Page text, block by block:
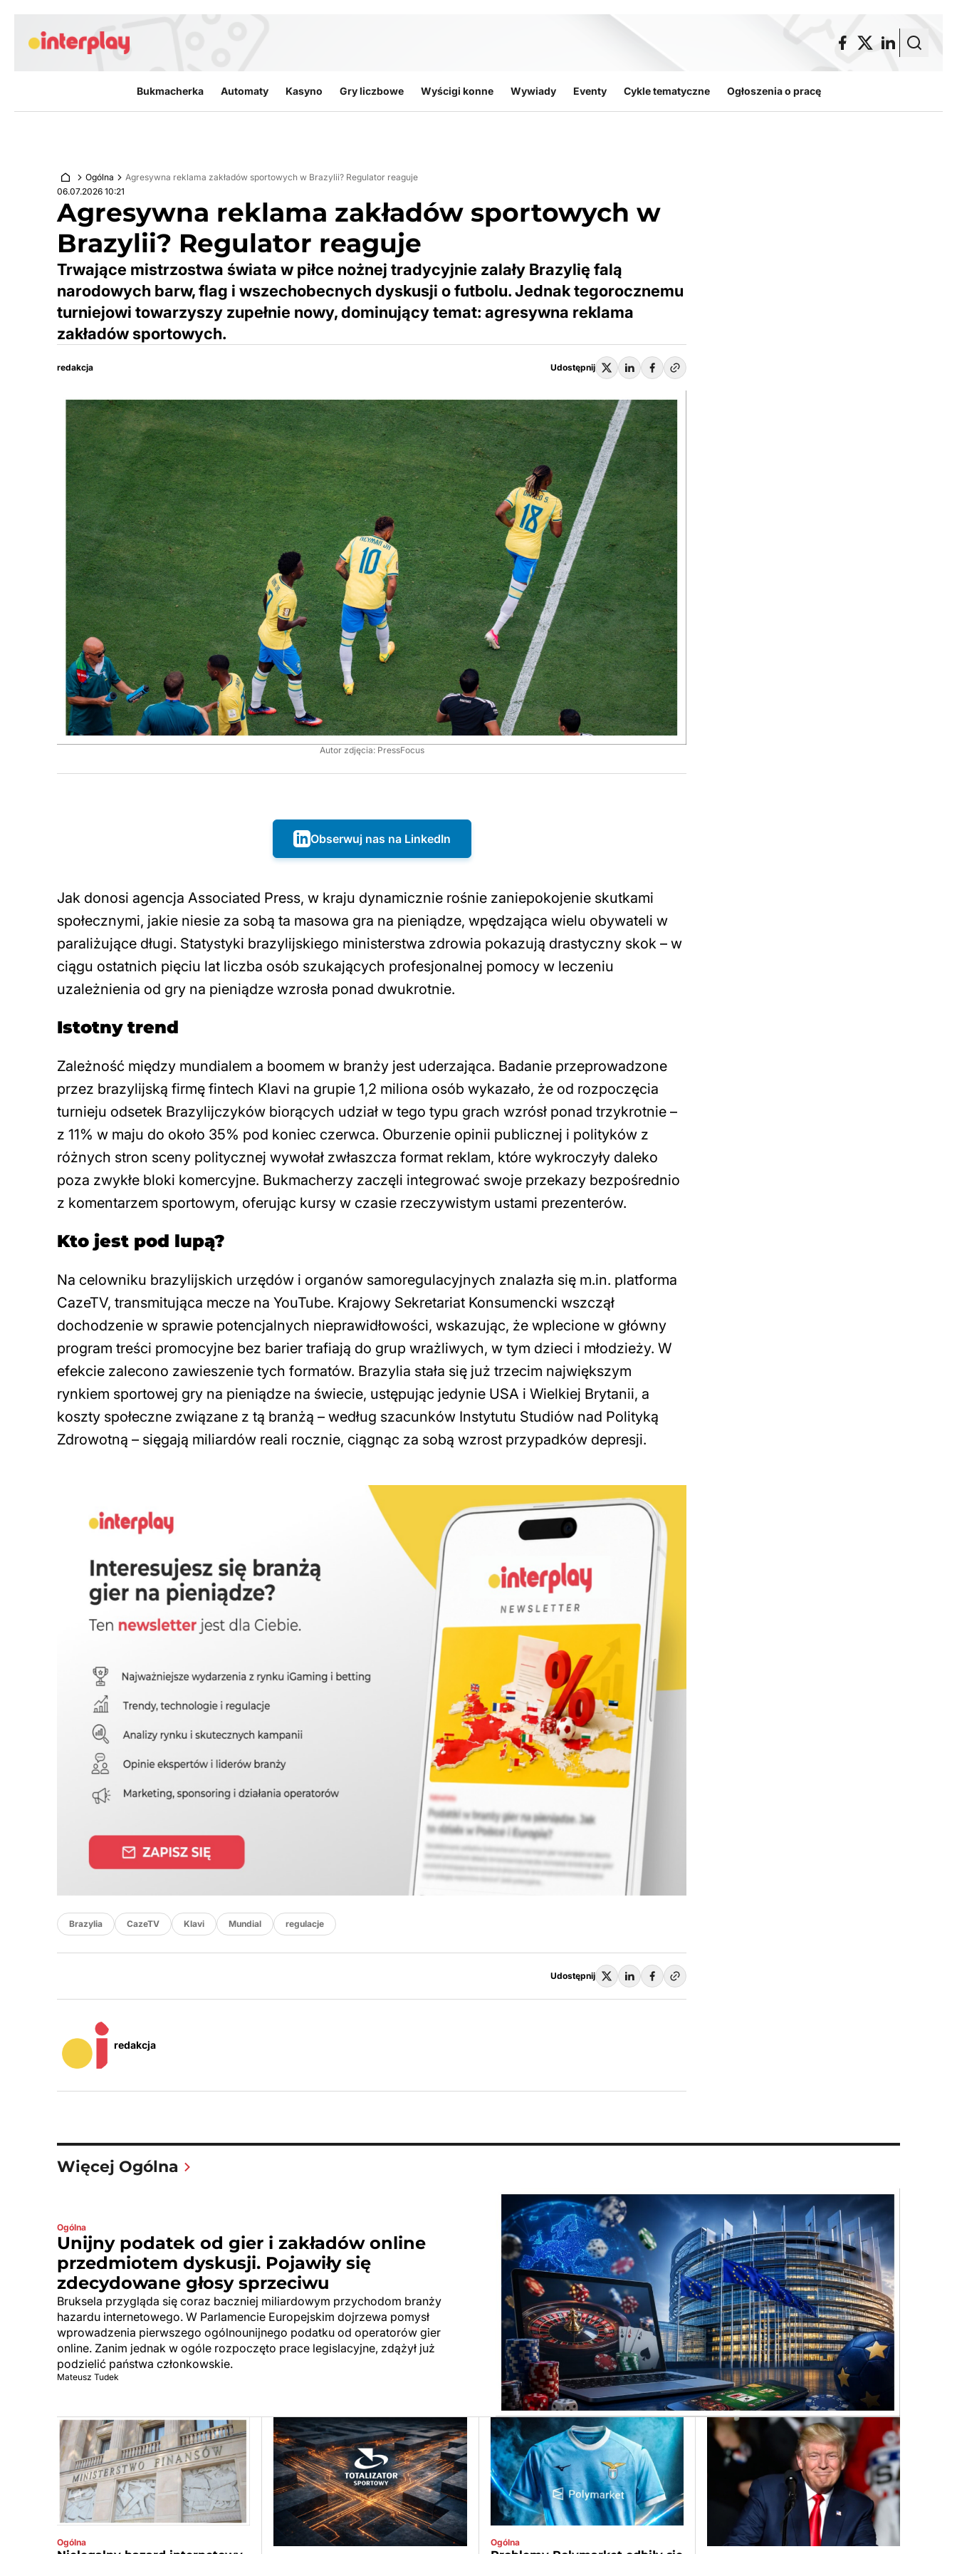
Bukmacherka Automaty Kasyno Gry liczbowe Wyścigi konne Wywiady Eventy Cykle tematyczne Ogłoszenia o pracę
Ogólna
Agresywna reklama zakładów sportowych w Brazylii? Regulator reaguje
06.07.2026 10:21
Agresywna reklama zakładów sportowych w
Brazylii? Regulator reaguje
Trwające mistrzostwa świata w piłce nożnej tradycyjnie zalały Brazylię falą
narodowych barw, flag i wszechobecnych dyskusji o futbolu. Jednak tegorocznemu
turniejowi towarzyszy zupełnie nowy, dominujący temat: agresywna reklama
zakładów sportowych.
redakcja Udostępnij
Autor zdjęcia: PressFocus
Obserwuj nas na LinkedIn
Jak donosi agencja Associated Press, w kraju dynamicznie rośnie zaniepokojenie skutkami
społecznymi, jakie niesie za sobą ta masowa gra na pieniądze, wpędzająca wielu obywateli w
paraliżujące długi. Statystyki brazylijskiego ministerstwa zdrowia pokazują drastyczny skok – w
ciągu ostatnich pięciu lat liczba osób szukających profesjonalnej pomocy w leczeniu
uzależnienia od gry na pieniądze wzrosła ponad dwukrotnie.
Istotny trend
Zależność między mundialem a boomem w branży jest uderzająca. Badanie przeprowadzone
przez brazylijską firmę fintech Klavi na grupie 1,2 miliona osób wykazało, że od rozpoczęcia
turnieju odsetek Brazylijczyków biorących udział w tego typu grach wzrósł ponad trzykrotnie –
z 11% w maju do około 35% pod koniec czerwca. Oburzenie opinii publicznej i polityków z
różnych stron sceny politycznej wywołał zwłaszcza format reklam, które wykroczyły daleko
poza zwykłe bloki komercyjne. Bukmacherzy zaczęli integrować swoje przekazy bezpośrednio
z komentarzem sportowym, oferując kursy w czasie rzeczywistym ustami prezenterów.
Kto jest pod lupą?
Na celowniku brazylijskich urzędów i organów samoregulacyjnych znalazła się m.in. platforma
CazeTV, transmitująca mecze na YouTube. Krajowy Sekretariat Konsumencki wszczął
dochodzenie w sprawie potencjalnych nieprawidłowości, wskazując, że wplecione w główny
program treści promocyjne bez barier trafiają do grup wrażliwych, w tym dzieci i młodzieży. W
efekcie zalecono zawieszenie tych formatów. Brazylia stała się już trzecim największym
rynkiem sportowej gry na pieniądze na świecie, ustępując jedynie USA i Wielkiej Brytanii, a
koszty społeczne związane z tą branżą – według szacunków Instytutu Studiów nad Polityką
Zdrowotną – sięgają miliardów reali rocznie, ciągnąc za sobą wzrost przypadków depresji.
Brazylia CazeTV Klavi Mundial regulacje
Udostępnij
redakcja
Więcej Ogólna
Ogólna
Unijny podatek od gier i zakładów online
przedmiotem dyskusji. Pojawiły się
zdecydowane głosy sprzeciwu
Bruksela przygląda się coraz baczniej miliardowym przychodom branży
hazardu internetowego. W Parlamencie Europejskim dojrzewa pomysł
wprowadzenia pierwszego ogólnounijnego podatku od operatorów gier
online. Zanim jednak w ogóle rozpoczęto prace legislacyjne, zdążył już
podzielić państwa członkowskie.
Mateusz Tudek
Ogólna Ogólna